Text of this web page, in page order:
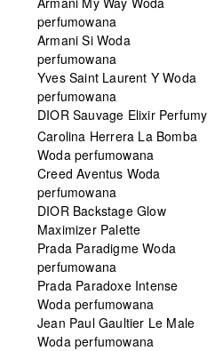
perfumowana
Armani Si Woda
perfumowana
Yves Saint Laurent Y Woda
perfumowana
DIOR Sauvage Elixir Perfumy
Carolina Herrera La Bomba
Woda perfumowana
Creed Aventus Woda
perfumowana
DIOR Backstage Glow
Maximizer Palette
Prada Paradigme Woda
perfumowana
Prada Paradoxe Intense
Woda perfumowana
Jean Paul Gaultier Le Male
Woda perfumowana